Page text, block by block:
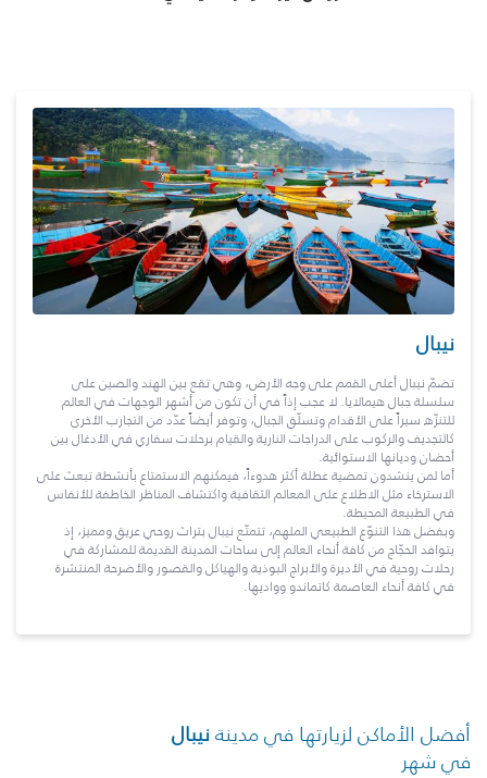
نيبال
تضمّ نيبال أعلى القمم على وجه الأرض، وهي تقع بين الهند والصين على
سلسلة جبال هيمالايا. لا عجب إذاً في أن تكون من أشهر الوجهات في العالم
للتنزّه سيراً على الأقدام وتسلّق الجبال، وتوفر أيضاً عدّد من التجارب الأخرى
كالتجديف والركوب على الدراجات النارية والقيام برحلات سفاري في الأدغال بين
أحضان وديانها الاستوائية.
أما لمن ينشدون تمضية عطلة أكثر هدوءاً، فيمكنهم الاستمتاع بأنشطة تبعث على
الاسترخاء مثل الاطلاع على المعالم الثقافية واكتشاف المناظر الخاطفة للأنفاس
في الطبيعة المحيطة.
وبفضل هذا التنوّع الطبيعي الملهم، تتمتّع نيبال بتراث روحي عريق ومميز، إذ
يتوافد الحجّاج من كافة أنحاء العالم إلى ساحات المدينة القديمة للمشاركة في
رحلات روحية في الأديرة والأبراج البوذية والهياكل والقصور والأضرحة المنتشرة
في كافة أنحاء العاصمة كاتماندو وواديها.
أفضل الأماكن لزيارتها في مدينةنيبال
في شهر